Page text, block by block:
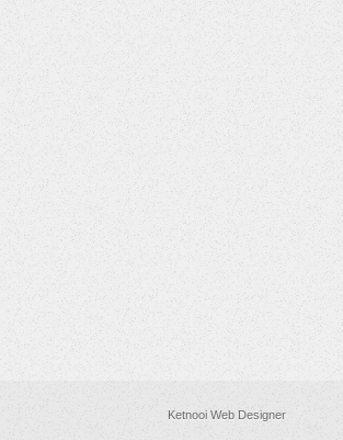
Ketnooi Web Designer